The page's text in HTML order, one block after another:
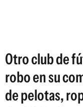
Otro club de
robo en su
de pelotas,